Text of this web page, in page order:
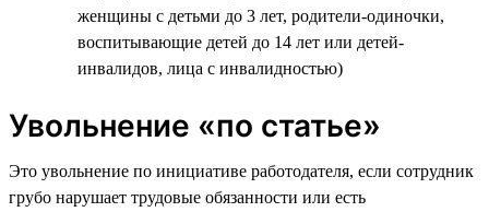
женщины с детьми до 3 лет, родители-одиночки,
воспитывающие детей до 14 лет или детей-
инвалидов, лица с инвалидностью)
Увольнение «по статье»
Это увольнение по инициативе работодателя, если сотрудник
грубо нарушает трудовые обязанности или есть